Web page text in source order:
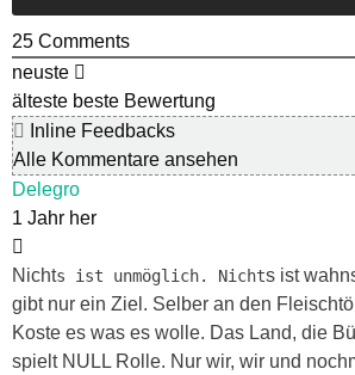
25 Comments
neuste
älteste beste Bewertung
Inline Feedbacks
Alle Kommentare ansehen
Delegro
1 Jahr her
Nichts ist unmöglich. Nichts ist
gibt nur ein Ziel. Selber an den
Koste es was es wolle. Das Land, die
spielt NULL Rolle. Nur wir, wir und